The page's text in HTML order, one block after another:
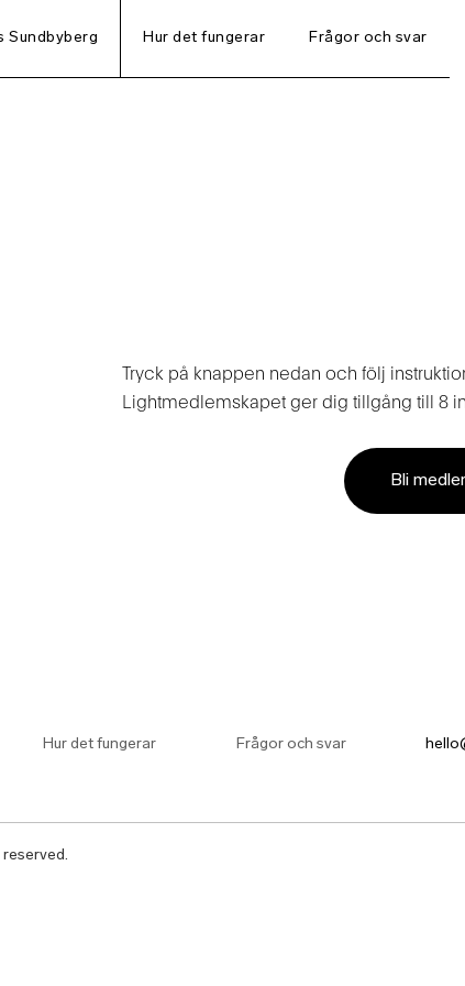
Sundbyberg Hur det fungerar Frågor och svar
Tryck på knappen nedan och följ
Lightmedlemskapet ger dig tillgång till 8
Bli
Hur det fungerar Frågor och svar